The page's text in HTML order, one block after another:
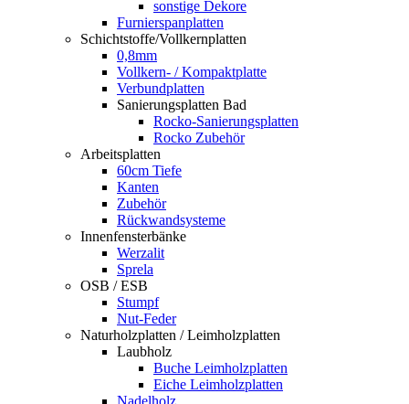
sonstige Dekore
Furnierspanplatten
Schichtstoffe/Vollkernplatten
0,8mm
Vollkern- / Kompaktplatte
Verbundplatten
Sanierungsplatten Bad
Rocko-Sanierungsplatten
Rocko Zubehör
Arbeitsplatten
60cm Tiefe
Kanten
Zubehör
Rückwandsysteme
Innenfensterbänke
Werzalit
Sprela
OSB / ESB
Stumpf
Nut-Feder
Naturholzplatten / Leimholzplatten
Laubholz
Buche Leimholzplatten
Eiche Leimholzplatten